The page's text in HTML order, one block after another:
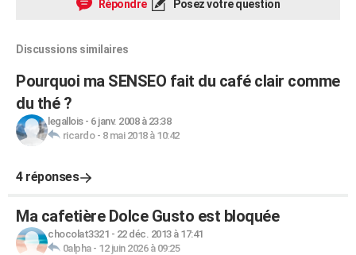
Répondre Posez votre question
Discussions similaires
Pourquoi ma SENSEO fait du café clair comme
du thé ?
legallois- 6 janv. 2008 à 23:38
ricardo- 8 mai 2018 à 10:42
4 réponses
Ma cafetière Dolce Gusto est bloquée
chocolat3321 - 22 déc. 2013 à 17:41
0alpha- 12 juin 2026 à 09:25